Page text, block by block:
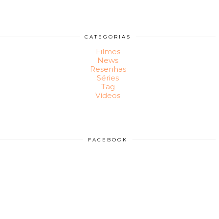
CATEGORIAS
Filmes
News
Resenhas
Séries
Tag
Vídeos
FACEBOOK